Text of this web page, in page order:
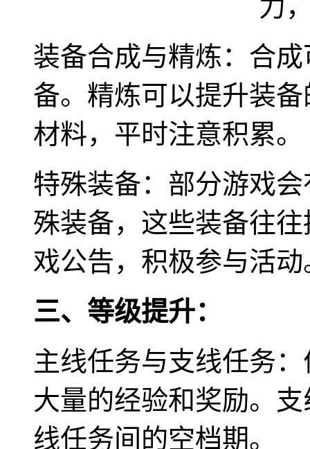
装备合成与精炼：合
备。精炼可以提升装
材料，平时注意积累。
特殊装备：部分游戏
殊装备，这些装备往
戏公告，积极参与活动
三、等级提升：
主线任务与支线任务
大量的经验和奖励。
线任务间的空档期。